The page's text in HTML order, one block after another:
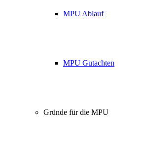
MPU Ablauf
MPU Gutachten
Gründe für die MPU